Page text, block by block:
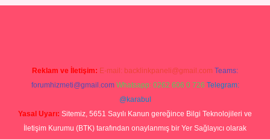
Reklam ve İletişim: E-mail: backlinkpaneli@gmail.com Teams:
forumhizmeti@gmail.com Whatsapp: 0262 606 0 726 Telegram:
@karabul
Yasal Uyarı: Sitemiz, 5651 Sayılı Kanun gereğince Bilgi Teknolojileri ve
İletişim Kurumu (BTK) tarafından onaylanmış bir Yer Sağlayıcı olarak